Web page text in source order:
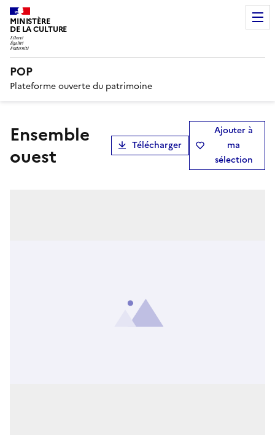
MINISTÈRE
DE LA CULTURE
POP
Plateforme ouverte du patrimoine
Ensemble
ouest
Télécharger
Ajouter à
ma
sélection